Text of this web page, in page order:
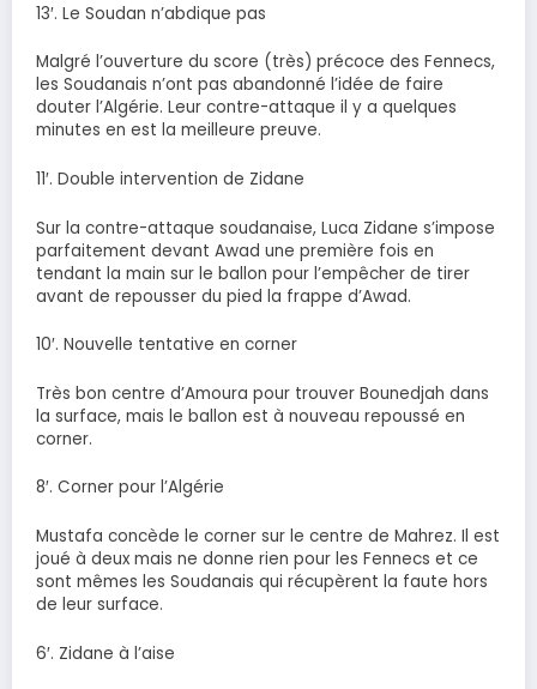
13′. Le Soudan n’abdique pas
Malgré l’ouverture du score (très) précoce des Fennecs,
les Soudanais n’ont pas abandonné l’idée de faire
douter l’Algérie. Leur contre-attaque il y a quelques
minutes en est la meilleure preuve.
11′. Double intervention de Zidane
Sur la contre-attaque soudanaise, Luca Zidane s’impose
parfaitement devant Awad une première fois en
tendant la main sur le ballon pour l’empêcher de tirer
avant de repousser du pied la frappe d’Awad.
10′. Nouvelle tentative en corner
Très bon centre d’Amoura pour trouver Bounedjah dans
la surface, mais le ballon est à nouveau repoussé en
corner.
8′. Corner pour l’Algérie
Mustafa concède le corner sur le centre de Mahrez. Il est
joué à deux mais ne donne rien pour les Fennecs et ce
sont mêmes les Soudanais qui récupèrent la faute hors
de leur surface.
6′. Zidane à l’aise